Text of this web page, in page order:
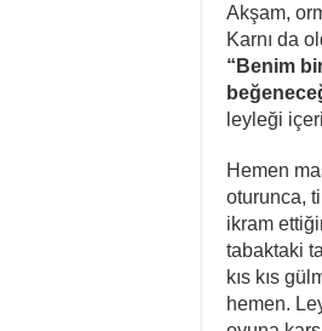
Akşam,
Karnı da
“Benim
leyleği
Hemen
oturunca,
ikram
tabaktaki
kıs kıs
hemen.